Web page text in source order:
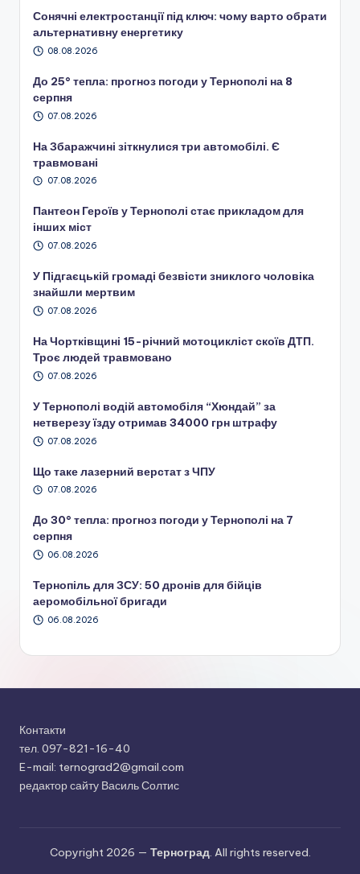
Сонячні електростанції під ключ: чому варто обрати
альтернативну енергетику
08.08.2026
До 25° тепла: прогноз погоди у Тернополі на 8
серпня
07.08.2026
На Збаражчині зіткнулися три автомобілі. Є
травмовані
07.08.2026
Пантеон Героїв у Тернополі стає прикладом для
інших міст
07.08.2026
У Підгаєцькій громаді безвісти зниклого чоловіка
знайшли мертвим
07.08.2026
На Чортківщині 15-річний мотоцикліст скоїв ДТП.
Троє людей травмовано
07.08.2026
У Тернополі водій автомобіля “Хюндай” за
нетверезу їзду отримав 34000 грн штрафу
07.08.2026
Що таке лазерний верстат з ЧПУ
07.08.2026
До 30° тепла: прогноз погоди у Тернополі на 7
серпня
06.08.2026
Тернопіль для ЗСУ: 50 дронів для бійців
аеромобільної бригади
06.08.2026
Контакти
тел. 097-821-16-40
E-mail: ternograd2@gmail.com
редактор сайту Василь Солтис
Copyright 2026 — Терноград. All rights reserved.